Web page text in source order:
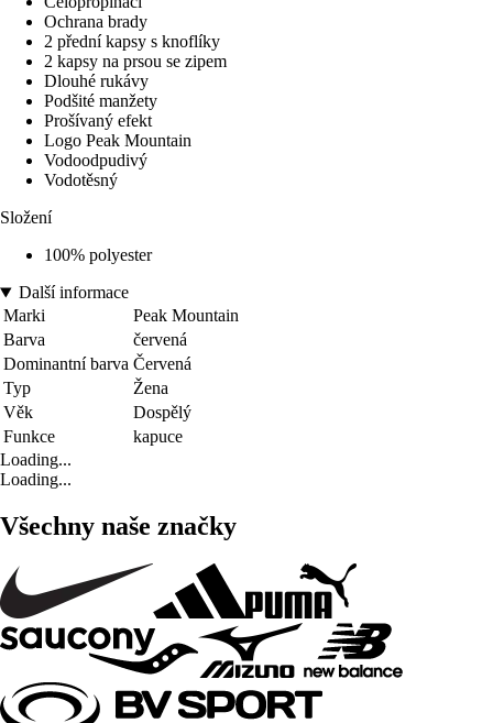
Ochrana brady
2 přední kapsy s knoflíky
2 kapsy na prsou se zipem
Dlouhé rukávy
Podšité manžety
Prošívaný efekt
Logo Peak Mountain
Vodoodpudivý
Vodotěsný
Složení
100% polyester
Další informace
Marki
Peak Mountain
Barva
červená
Dominantní barva Červená
Typ
Žena
Věk
Dospělý
Funkce
kapuce
Loading...
Loading...
Všechny naše značky